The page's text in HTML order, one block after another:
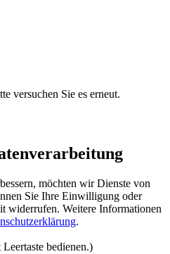
versuchen Sie es erneut.
möchten wir Dienste von
Sie Ihre Einwilligung oder
widerrufen. Weitere Informationen
.
bedienen.)